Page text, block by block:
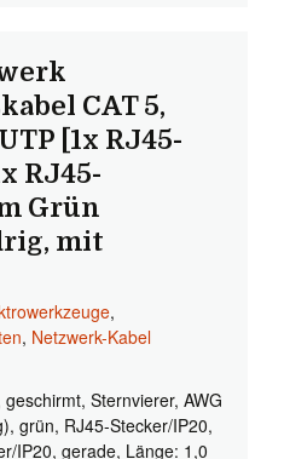
CAT 5,
[1x RJ45-
RJ45-
Grün
mit
,
, Netzwerk-Kabel
Sternvierer, AWG
grün, RJ45-Stecker/IP20,
IP20, gerade, Länge: 1,0